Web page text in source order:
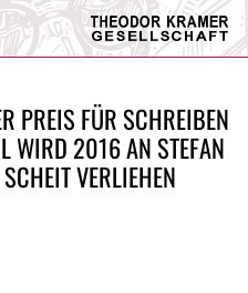
Theodor
Kramer
PREIS FÜR SCHREIBEN
WIRD 2016 AN STEFAN
VERLIEHEN